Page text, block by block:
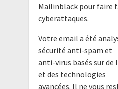
Mailinblack pour faire
cyberattaques.
Votre email a été
sécurité anti-spam et
anti-virus basés sur
et des technologies
avancées. Il ne vous